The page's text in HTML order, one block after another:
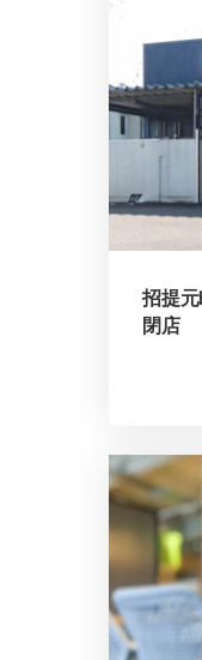
招提
閉店